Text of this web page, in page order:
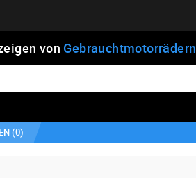
von Gebrauchtmotorrädern
(0)